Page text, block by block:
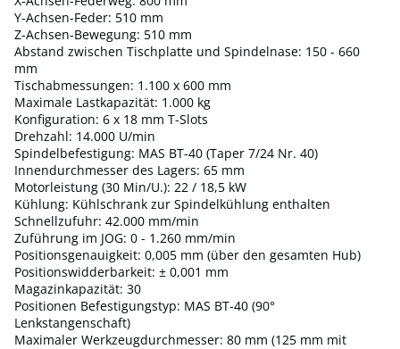
Y-Achsen-Feder: 510 mm
Z-Achsen-Bewegung: 510 mm
Abstand zwischen Tischplatte und Spindelnase: 150 - 660
mm
Tischabmessungen: 1.100 x 600 mm
Maximale Lastkapazität: 1.000 kg
Konfiguration: 6 x 18 mm T-Slots
Drehzahl: 14.000 U/min
Spindelbefestigung: MAS BT-40 (Taper 7/24 Nr. 40)
Innendurchmesser des Lagers: 65 mm
Motorleistung (30 Min/U.): 22 / 18,5 kW
Kühlung: Kühlschrank zur Spindelkühlung enthalten
Schnellzufuhr: 42.000 mm/min
Zuführung im JOG: 0 - 1.260 mm/min
Positionsgenauigkeit: 0,005 mm (über den gesamten Hub)
Positionswidderbarkeit: ± 0,001 mm
Magazinkapazität: 30
Positionen Befestigungstyp: MAS BT-40 (90°
Lenkstangenschaft)
Maximaler Werkzeugdurchmesser: 80 mm (125 mm mit